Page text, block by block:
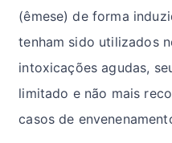
(êmese) de forma
tenham sido utilizados
intoxicações agudas,
limitado e não mais
casos de